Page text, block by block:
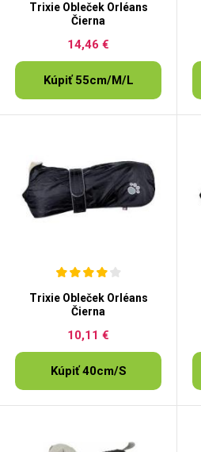
Trixie Obleček Orléans
Čierna
14,46 €
Kúpiť 55cm/M/L
Trixie Obleček Orléans
Čierna
10,11 €
Kúpiť 40cm/S